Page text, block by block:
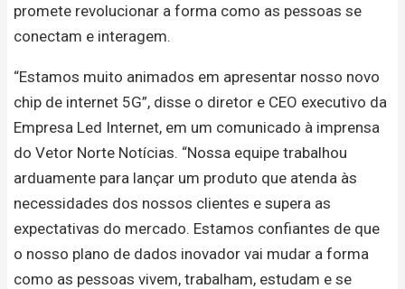
promete revolucionar a forma como as pessoas se
conectam e interagem.
“Estamos muito animados em apresentar nosso novo
chip de internet 5G”, disse o diretor e CEO executivo da
Empresa Led Internet, em um comunicado à imprensa
do Vetor Norte Notícias. “Nossa equipe trabalhou
arduamente para lançar um produto que atenda às
necessidades dos nossos clientes e supera as
expectativas do mercado. Estamos confiantes de que
o nosso plano de dados inovador vai mudar a forma
como as pessoas vivem, trabalham, estudam e se